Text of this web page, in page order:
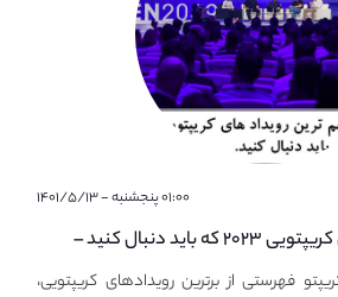
۰۱:۰۰ پنجشنبه - ۱۴۰۱/۵/۱۳
مهم ترین رویداد های کریپتویی ۲۰۲۳ که باید دنبال کنید –
های جهانی
فهرستی از برترین رویدادهای کریپتویی،